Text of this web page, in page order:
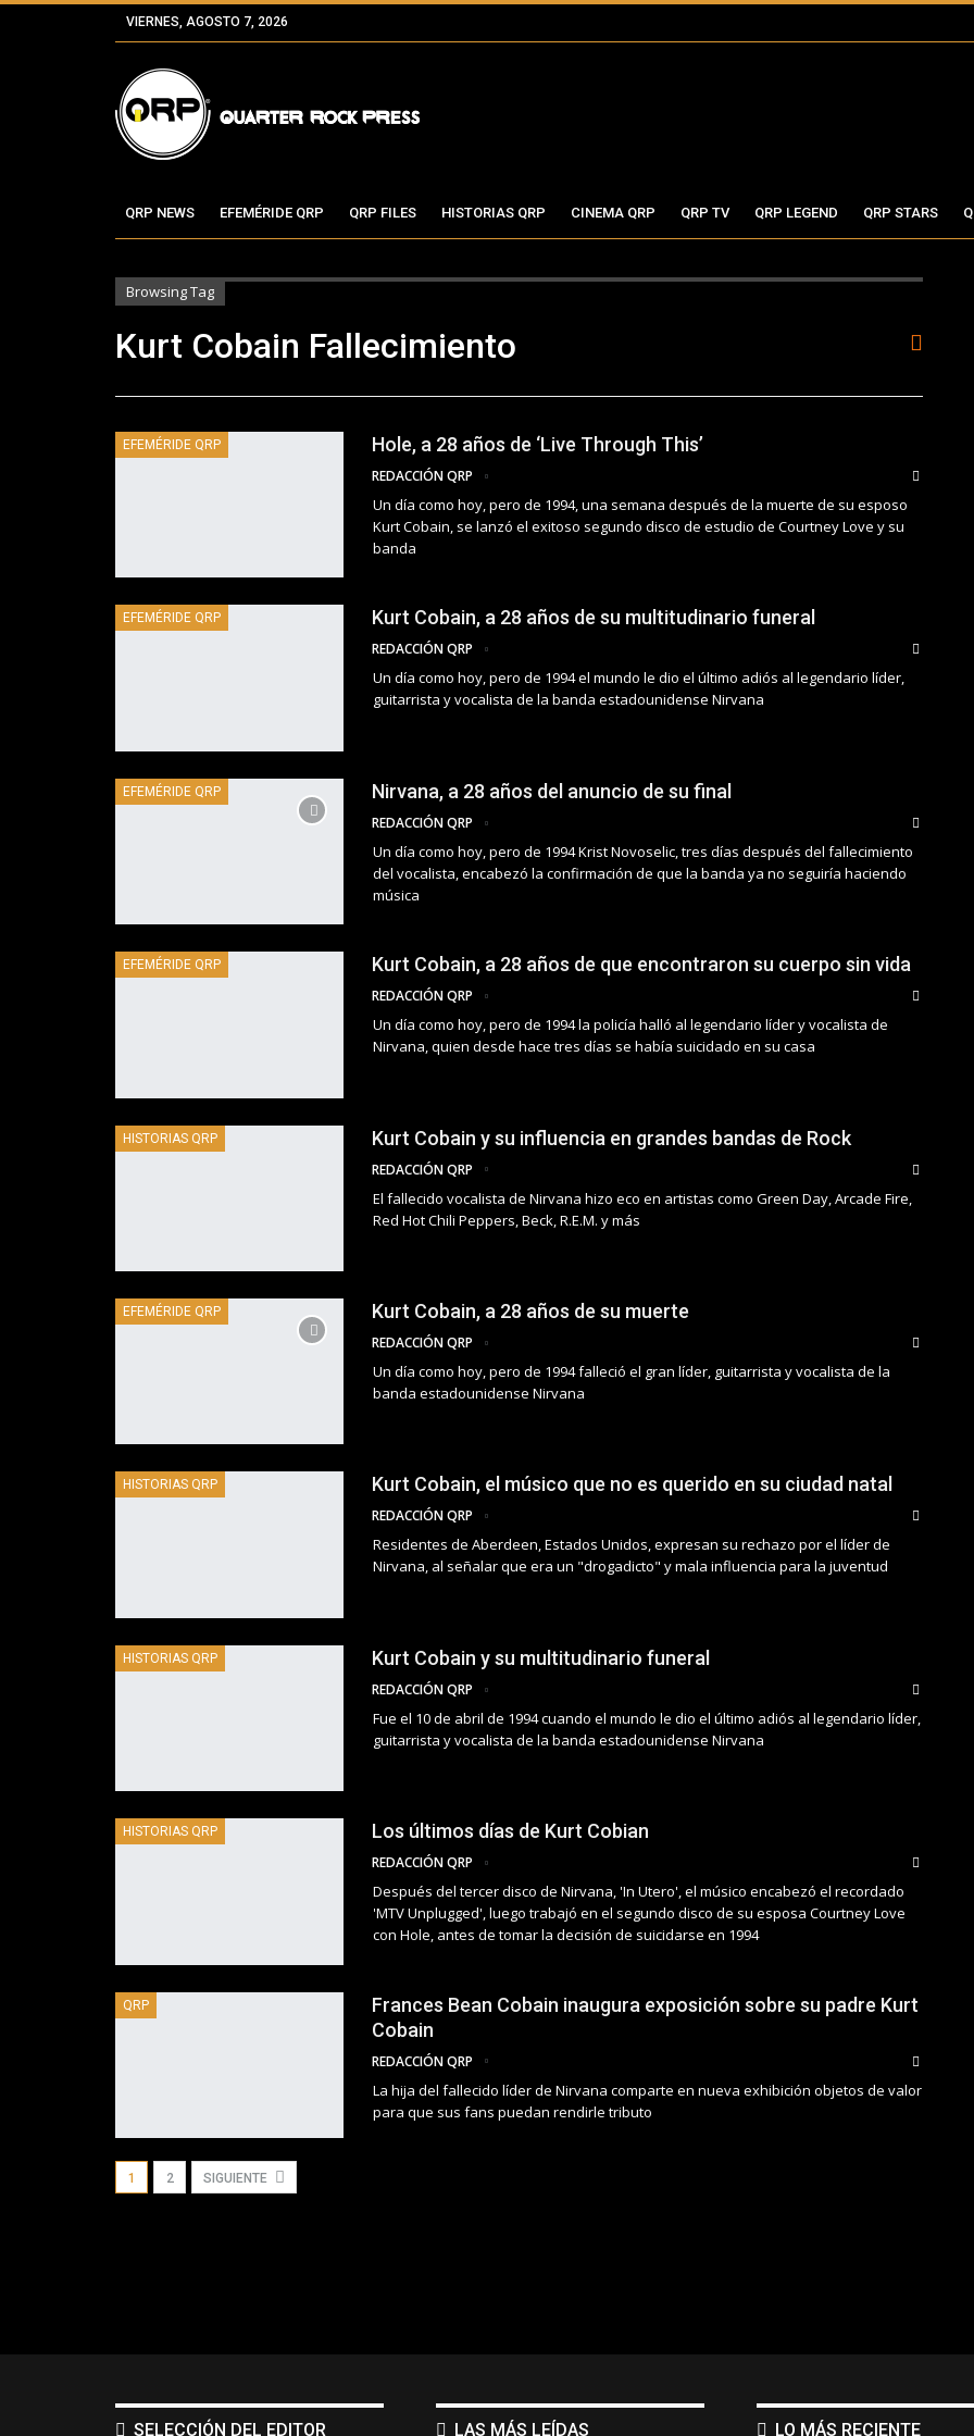
VIERNES, AGOSTO 7, 2026
QRP NEWS EFEMÉRIDE QRP QRP FILES HISTORIAS QRP CINEMA QRP QRP TV QRP LEGEND QRP STARS
Browsing Tag
Kurt Cobain Fallecimiento
EFEMÉRIDE QRP Hole, a 28 años de ‘Live Through This’
REDACCIÓN QRP
Un día como hoy, pero de 1994, una semana después de la muerte de su esposo
Kurt Cobain, se lanzó el exitoso segundo disco de estudio de Courtney Love y su
banda
EFEMÉRIDE QRP Kurt Cobain, a 28 años de su multitudinario funeral
REDACCIÓN QRP
Un día como hoy, pero de 1994 el mundo le dio el último adiós al legendario líder,
guitarrista y vocalista de la banda estadounidense Nirvana
EFEMÉRIDE QRP Nirvana, a 28 años del anuncio de su final
REDACCIÓN QRP
Un día como hoy, pero de 1994 Krist Novoselic, tres días después del fallecimiento
del vocalista, encabezó la confirmación de que la banda ya no seguiría haciendo
música
EFEMÉRIDE QRP Kurt Cobain, a 28 años de que encontraron su cuerpo sin vida
REDACCIÓN QRP
Un día como hoy, pero de 1994 la policía halló al legendario líder y vocalista de
Nirvana, quien desde hace tres días se había suicidado en su casa
HISTORIAS QRP Kurt Cobain y su influencia en grandes bandas de Rock
REDACCIÓN QRP
El fallecido vocalista de Nirvana hizo eco en artistas como Green Day, Arcade Fire,
Red Hot Chili Peppers, Beck, R.E.M. y más
EFEMÉRIDE QRP Kurt Cobain, a 28 años de su muerte
REDACCIÓN QRP
Un día como hoy, pero de 1994 falleció el gran líder, guitarrista y vocalista de la
banda estadounidense Nirvana
HISTORIAS QRP Kurt Cobain, el músico que no es querido en su ciudad natal
REDACCIÓN QRP
Residentes de Aberdeen, Estados Unidos, expresan su rechazo por el líder de
Nirvana, al señalar que era un "drogadicto" y mala influencia para la juventud
HISTORIAS QRP Kurt Cobain y su multitudinario funeral
REDACCIÓN QRP
Fue el 10 de abril de 1994 cuando el mundo le dio el último adiós al legendario líder,
guitarrista y vocalista de la banda estadounidense Nirvana
HISTORIAS QRP Los últimos días de Kurt Cobian
REDACCIÓN QRP
Después del tercer disco de Nirvana, 'In Utero', el músico encabezó el recordado
'MTV Unplugged', luego trabajó en el segundo disco de su esposa Courtney Love
con Hole, antes de tomar la decisión de suicidarse en 1994
QRP
Frances Bean Cobain inaugura exposición sobre su padre Kurt
Cobain
REDACCIÓN QRP
La hija del fallecido líder de Nirvana comparte en nueva exhibición objetos de valor
para que sus fans puedan rendirle tributo
1 2 SIGUIENTE
SELECCIÓN DEL EDITOR LAS MÁS LEÍDAS LO MÁS RECIENTE